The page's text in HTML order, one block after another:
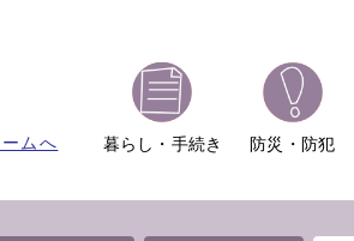
ムへ 暮らし・手続き 防災・防犯